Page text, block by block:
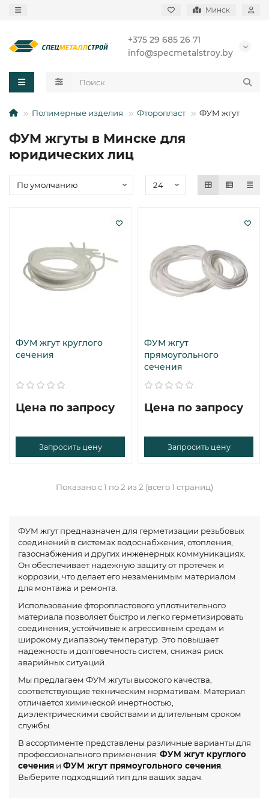
Минск
+375 29 685 26 71
info@specmetalstroy.by
Полимерные изделия Фторопласт ФУМ жгут
ФУМ жгуты в Минске для
юридических лиц
ФУМ жгут круглого
сечения
Цена по запросу
Запросить цену
ФУМ жгут
прямоугольного
сечения
Цена по запросу
Запросить цену
Показано с 1 по 2 из 2 (всего 1 страниц)
ФУМ жгут предназначен для герметизации резьбовых
соединений в системах водоснабжения, отопления,
газоснабжения и других инженерных коммуникациях.
Он обеспечивает надежную защиту от протечек и
коррозии, что делает его незаменимым материалом
для монтажа и ремонта.
Использование фторопластового уплотнительного
материала позволяет быстро и легко герметизировать
соединения, устойчивые к агрессивным средам и
широкому диапазону температур. Это повышает
надежность и долговечность систем, снижая риск
аварийных ситуаций.
Мы предлагаем ФУМ жгуты высокого качества,
соответствующие техническим нормативам. Материал
отличается химической инертностью,
диэлектрическими свойствами и длительным сроком
службы.
В ассортименте представлены различные варианты для
профессионального применения: ФУМ жгут круглого
сечения и ФУМ жгут прямоугольного сечения.
Выберите подходящий тип для ваших задач.